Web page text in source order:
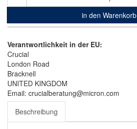
in den Warenkorb
Verantwortlichkeit in der EU:
Crucial
London Road
Bracknell
UNITED KINGDOM
Email: crucialberatung@micron.com
Beschreibung